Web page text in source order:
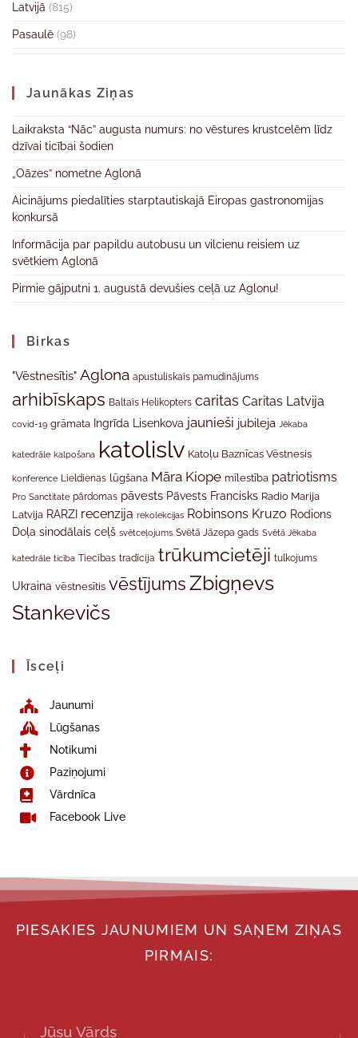
Latvijā (815)
Pasaulē (98)
Jaunākas Ziņas
Laikraksta “Nāc” augusta numurs: no vēstures krustcelēm līdz
dzīvai ticībai šodien
„Oāzes” nometne Aglonā
Aicinājums piedalīties starptautiskajā Eiropas gastronomijas
konkursā
Informācija par papildu autobusu un vilcienu reisiem uz
svētkiem Aglonā
Pirmie gājputni 1. augustā devušies ceļā uz Aglonu!
Birkas
"Vēstnesītis" Aglona apustuliskais pamudinājums
arhibīskaps Baltais Helikopters caritas Caritas Latvija
covid-19 grāmata Ingrīda Lisenkova jaunieši jubileja Jēkaba
katedrāle kalpošana katolislv Katoļu Baznīcas Vēstnesis
konference Lieldienas lūgšana Māra Kiope mīlestība patriotisms
Pro Sanctitate pārdomas pāvests Pāvests Francisks Radio Marija
Latvija RARZI recenzija rekolekcijas Robinsons Kruzo Rodions
Doļa sinodālais ceļš svētceļojums Svētā Jāzepa gads Svētā Jēkaba
katedrāle ticība Tiecības tradīcija trūkumcietēji tulkojums
Ukraina vēstnesītis vēstījumsZbigņevs
Stankevičs
Īsceļi
Jaunumi
Lūgšanas
Notikumi
Paziņojumi
Vārdnīca
Facebook Live
PIESAKIES JAUNUMIEM UN SAŅEM ZIŅAS
PIRMAIS: